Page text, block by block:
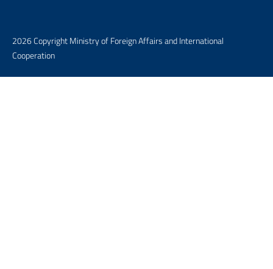
2026 Copyright Ministry of Foreign Affairs and International
Cooperation